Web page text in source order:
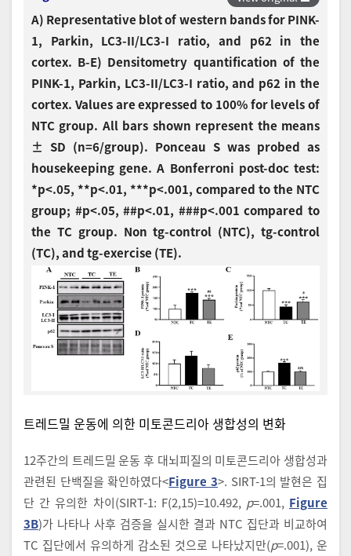
A) Representative blot of western bands for PINK-
1, Parkin, LC3-II/LC3-I ratio, and p62 in the
cortex. B-E) Densitometry quantification of the
PINK-1, Parkin, LC3-II/LC3-I ratio, and p62 in the
cortex. Values are expressed to 100% for levels of
NTC group. All bars shown represent the means
± SD (n=6/group). Ponceau S was probed as
housekeeping gene. A Bonferroni post-doc test:
*p<.05, **p<.01, ***p<.001, compared to the NTC
group; #p<.05, ##p<.01, ###p<.001 compared to
the TC group. Non tg-control (NTC), tg-control
(TC), and tg-exercise (TE).
트레드밀 운동에 의한 미토콘드리아 생합성의 변화
12주간의 트레드밀 운동 후 대뇌피질의 미토콘드리아 생합성과
관련된 단백질을 확인하였다<Figure 3>. SIRT-1의 발현은 집
단 간 유의한 차이(SIRT-1: F(2,15)=10.492, p=.001, Figure
3B)가 나타나 사후 검증을 실시한 결과 NTC 집단과 비교하여
TC 집단에서 유의하게 감소된 것으로 나타났지만(p=.001), 운